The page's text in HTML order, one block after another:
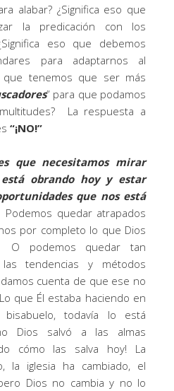
alabar? ¿Significa eso que
la predicación con los
eso que debemos
para adaptarnos al
que tenemos que ser más
” para que podamos
La respuesta a
“¡NO!”
que necesitamos mirar
obrando hoy y estar
que nos está
quedar atrapados
por completo lo que Dios
O podemos quedar tan
tendencias y métodos
cuenta de que ese no
que Él estaba haciendo en
todavía lo está
Dios salvó a las almas
cómo las salva hoy! La
la iglesia ha cambiado, el
Dios no cambia y no lo